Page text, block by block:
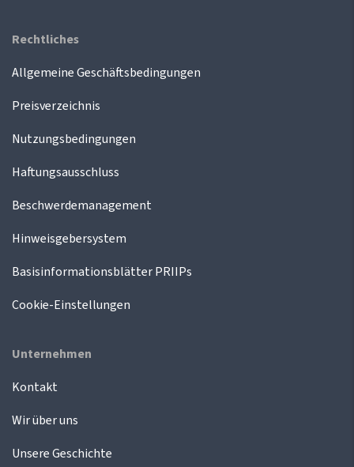
Rechtliches
Allgemeine Geschäftsbedingungen
Preisverzeichnis
Nutzungsbedingungen
Haftungsausschluss
Beschwerdemanagement
Hinweisgebersystem
Basisinformationsblätter PRIIPs
Cookie-Einstellungen
Unternehmen
Kontakt
Wir über uns
Unsere Geschichte